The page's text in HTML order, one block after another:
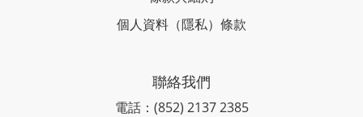
個人資料（隱私）條款
聯絡我們
電話：(852) 2137 2385